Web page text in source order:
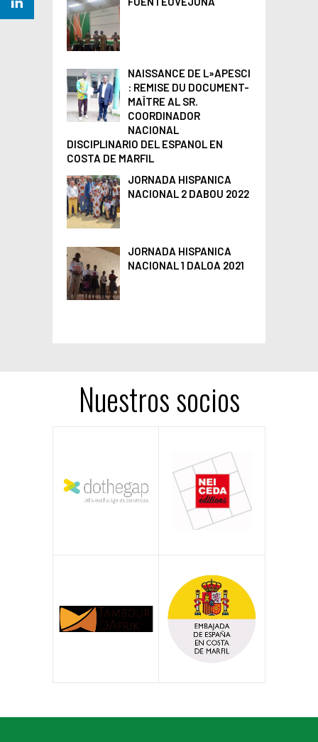
NAISSANCE DE L»APESCI
: REMISE DU DOCUMENT-
MAÎTRE AL SR.
COORDINADOR
NACIONAL
DISCIPLINARIO DEL ESPANOL EN
COSTA DE MARFIL
JORNADA HISPANICA
NACIONAL 2 DABOU 2022
JORNADA HISPANICA
NACIONAL 1 DALOA 2021
Nuestros socios